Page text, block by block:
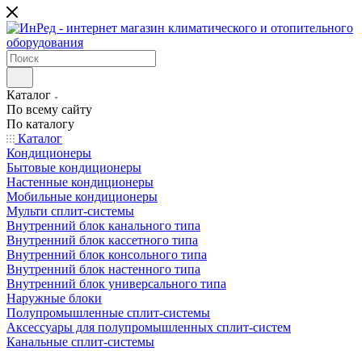
Каталог
По всему сайту
По каталогу
Каталог
Кондиционеры
Бытовые кондиционеры
Настенные кондиционеры
Мобильные кондиционеры
Мульти сплит-системы
Внутренний блок канального типа
Внутренний блок кассетного типа
Внутренний блок консольного типа
Внутренний блок настенного типа
Внутренний блок универсального типа
Наружные блоки
Полупромышленные сплит-системы
Аксессуары для полупромышленных сплит-систем
Канальные сплит-системы